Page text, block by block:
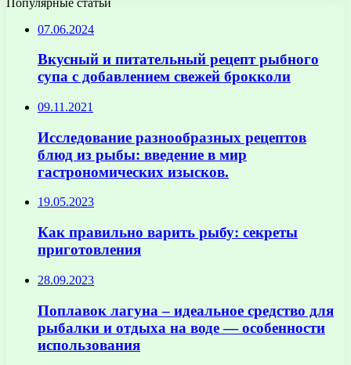
07.06.2024
Вкусный и питательный рецепт рыбного
супа с добавлением свежей брокколи
09.11.2021
Исследование разнообразных рецептов
блюд из рыбы: введение в мир
гастрономических изысков.
19.05.2023
Как правильно варить рыбу: секреты
приготовления
28.09.2023
Поплавок лагуна – идеальное средство для
рыбалки и отдыха на воде — особенности
использования